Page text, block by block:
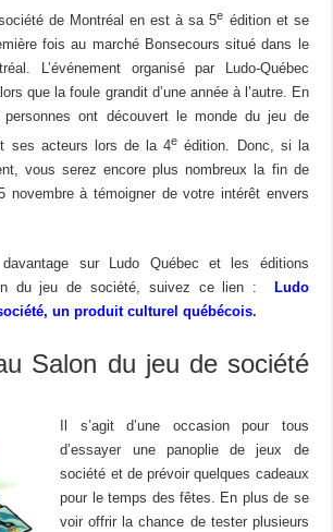
de Montréal en est à sa 5e édition et se
fois au marché Bonsecours situé dans le
L’événement organisé par Ludo-Québec
que la foule grandit d’une année à l’autre. En
ont découvert le monde du jeu de
ses acteurs lors de la 4e édition. Donc, si la
vous serez encore plus nombreux la fin de
novembre à témoigner de votre intérêt envers
sur Ludo Québec et les éditions
du jeu de société, suivez ce lien :
Ludo
un produit culturel québécois.
Salon du jeu de société
Il s’agit d’une occasion pour tous
d’essayer une panoplie de jeux de
société et de prévoir quelques cadeaux
pour le temps des fêtes. En plus de se
voir offrir la chance de tester plusieurs